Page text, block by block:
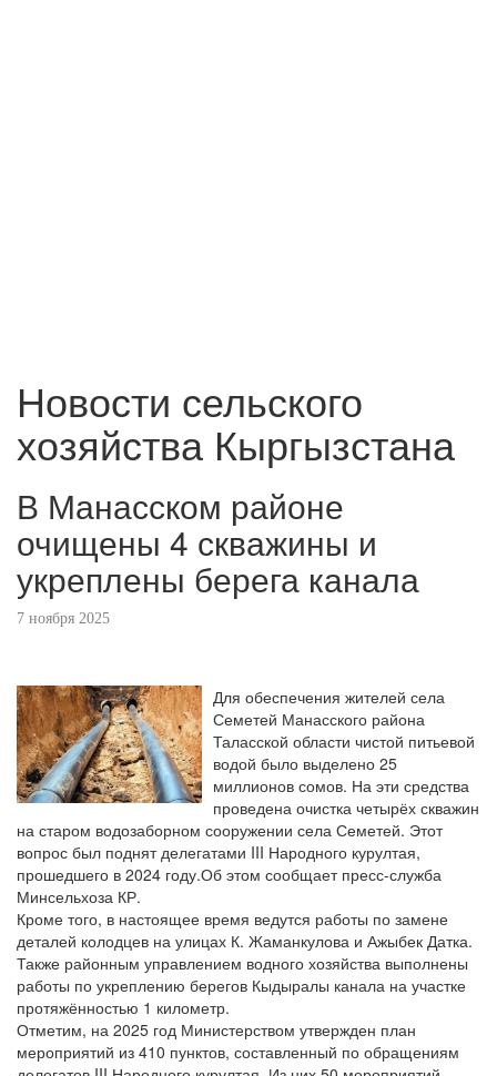
Новости сельского
хозяйства Кыргызстана
В Манасском районе
очищены 4 скважины и
укреплены берега канала
7 ноября 2025
Для обеспечения жителей села
Семетей Манасского района
Таласской области чистой питьевой
водой было выделено 25
миллионов сомов. На эти средства
проведена очистка четырёх скважин
на старом водозаборном сооружении села Семетей. Этот
вопрос был поднят делегатами III Народного курултая,
прошедшего в 2024 году.Об этом сообщает пресс-служба
Минсельхоза КР.
Кроме того, в настоящее время ведутся работы по замене
деталей колодцев на улицах К. Жаманкулова и Ажыбек Датка.
Также районным управлением водного хозяйства выполнены
работы по укреплению берегов Кыдыралы канала на участке
протяжённостью 1 километр.
Отметим, на 2025 год Министерством утвержден план
мероприятий из 410 пунктов, составленный по обращениям